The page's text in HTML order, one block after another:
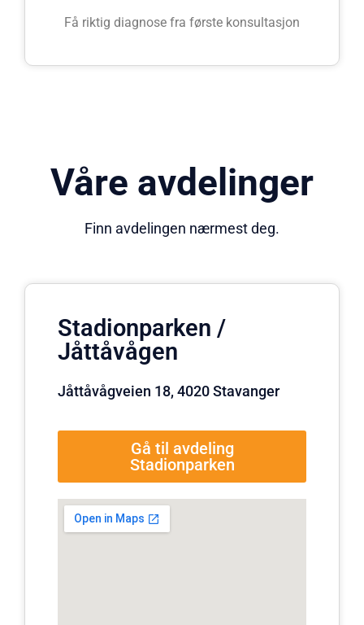
Få riktig diagnose fra første konsultasjon
Våre avdelinger
Finn avdelingen nærmest deg.
Stadionparken /
Jåttåvågen
Jåttåvågveien 18, 4020 Stavanger
Gå til avdeling
Stadionparken